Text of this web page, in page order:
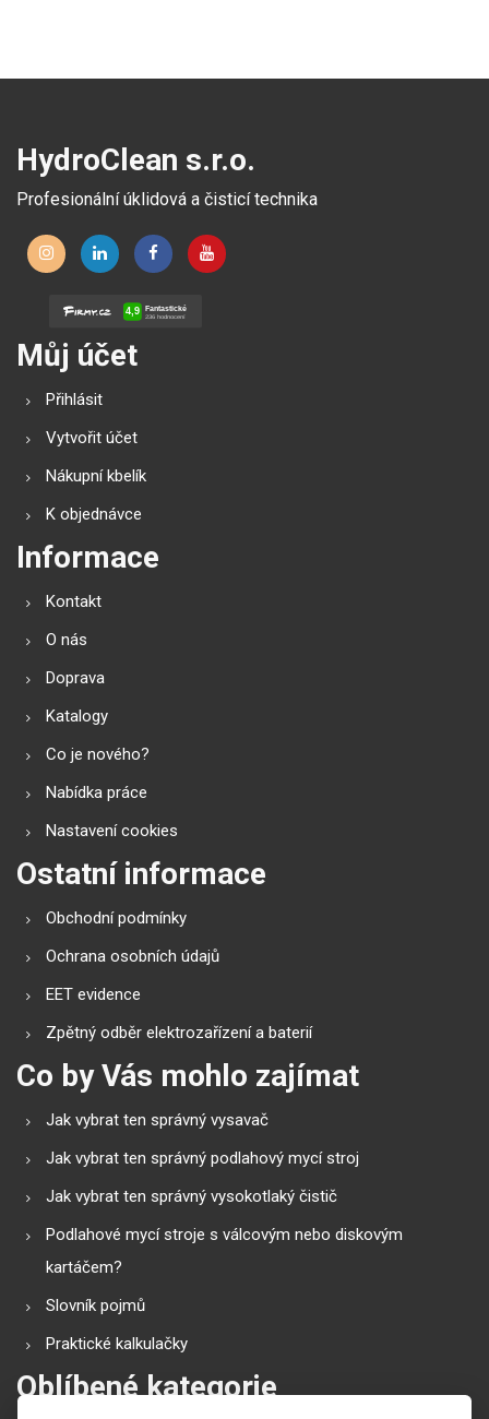
HydroClean s.r.o.
Profesionální úklidová a čisticí technika
Můj účet
Přihlásit
Vytvořit účet
Nákupní kbelík
K objednávce
Informace
Kontakt
O nás
Doprava
Katalogy
Co je nového?
Nabídka práce
Nastavení cookies
Ostatní informace
Obchodní podmínky
Ochrana osobních údajů
EET evidence
Zpětný odběr elektrozařízení a baterií
Co by Vás mohlo zajímat
Jak vybrat ten správný vysavač
Jak vybrat ten správný podlahový mycí stroj
Jak vybrat ten správný vysokotlaký čistič
Podlahové mycí stroje s válcovým nebo diskovým
kartáčem?
Slovník pojmů
Praktické kalkulačky
Oblíbené kategorie